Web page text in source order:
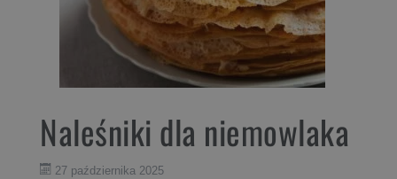
Naleśniki dla niemowlaka
27 października 2025